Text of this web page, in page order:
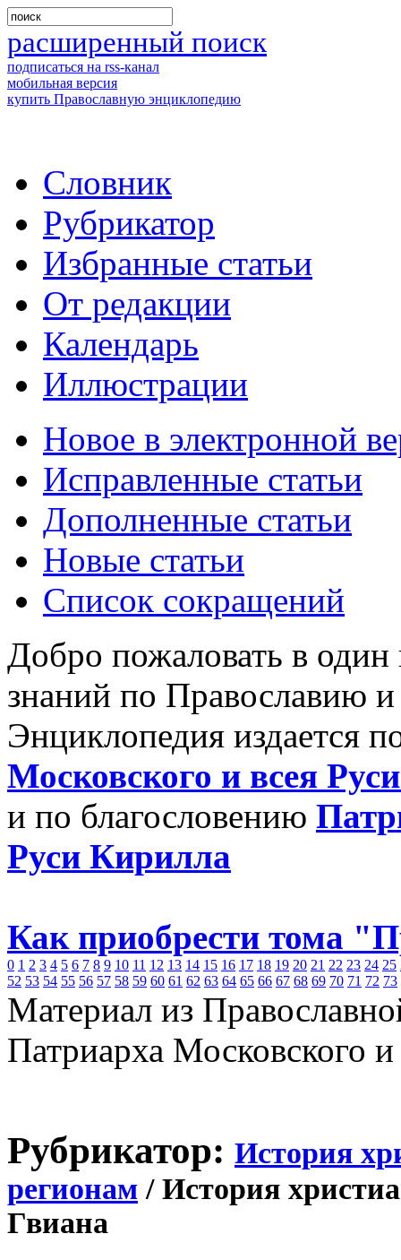
расширенный поиск
подписаться на rss-канал
мобильная версия
купить Православную энциклопедию
Словник
Рубрикатор
Избранные статьи
От редакции
Календарь
Иллюстрации
Новое в электронной
Исправленные статьи
Дополненные статьи
Новые статьи
Список сокращений
Добро пожаловать в
знаний по Православию
Энциклопедия издается
Московского и всея
и по благословению
Руси Кирилла
Как приобрести тома
0 1 2 3 4 5 6 7 8 9 10 11 12 13 14 15 16 17 18 19 20 21 22 23 24 25
52 53 54 55 56 57 58 59 60 61 62 63 64 65 66 67 68 69 70 71 72 73
Материал из
Патриарха Московского
Рубрикатор: История
регионам / История
Гвиана